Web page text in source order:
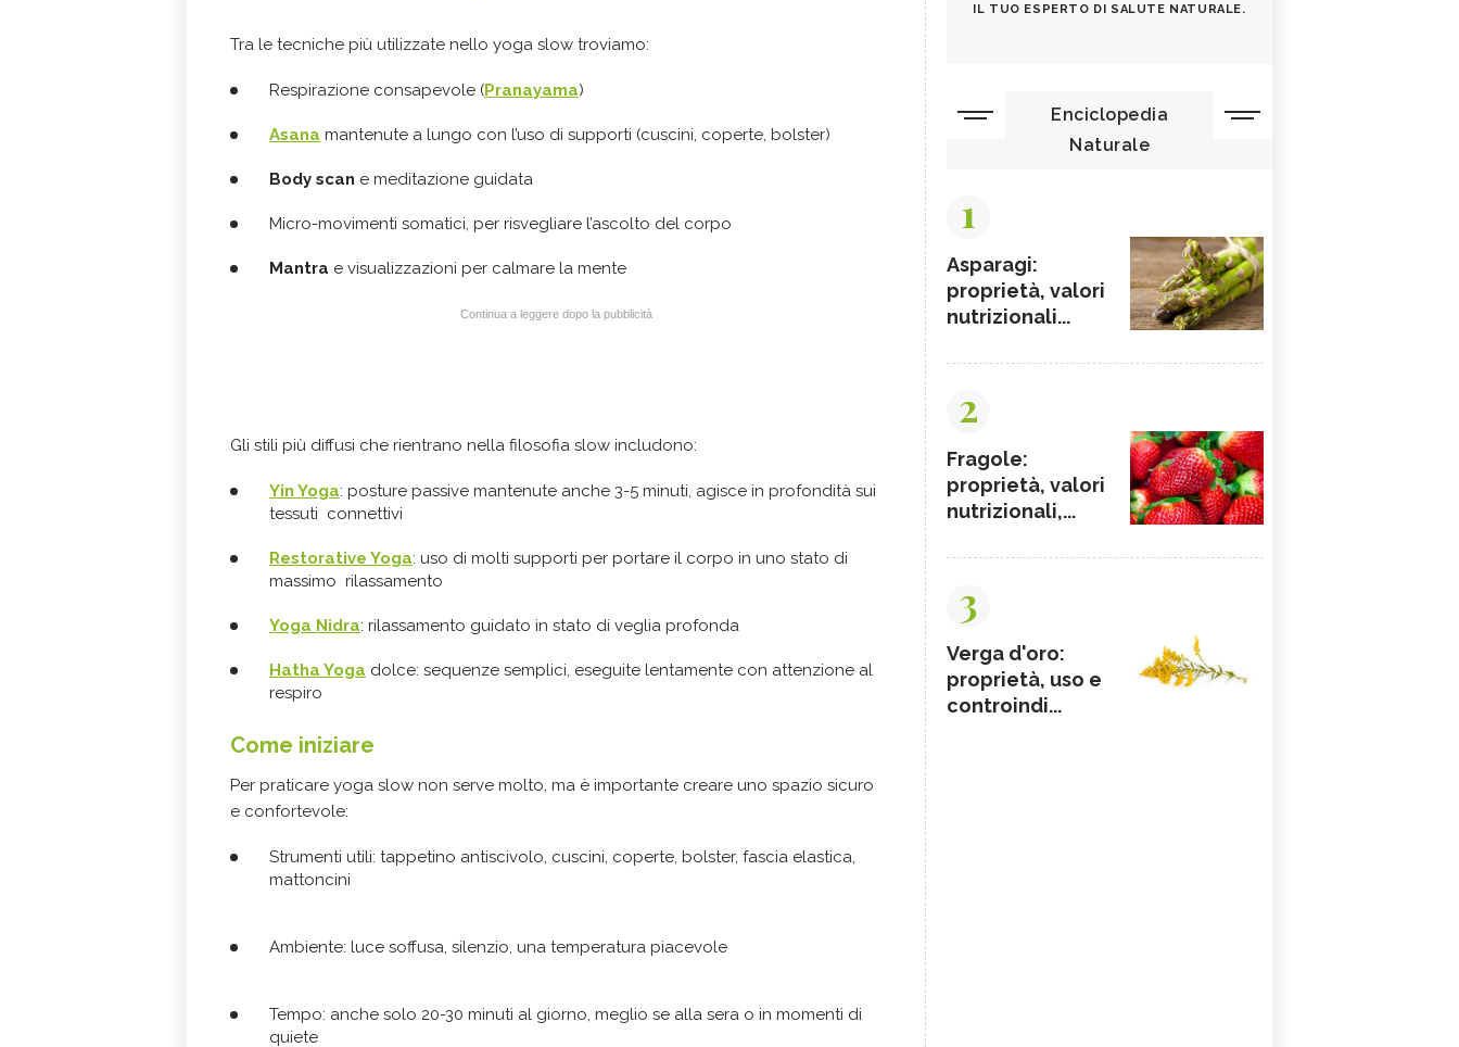
Tra le tecniche più utilizzate nello yoga slow troviamo:
Respirazione consapevole (Pranayama)
Asana mantenute a lungo con l’uso di supporti (cuscini, coperte, bolster)
Body scan e meditazione guidata
Micro-movimenti somatici, per risvegliare l’ascolto del corpo
Mantra e visualizzazioni per calmare la mente
Continua a leggere dopo la pubblicità
Gli stili più diffusi che rientrano nella filosofia slow includono:
Yin Yoga: posture passive mantenute anche 3-5 minuti, agisce in profondità sui
tessuti connettivi
Restorative Yoga: uso di molti supporti per portare il corpo in uno stato di
massimo rilassamento
Yoga Nidra: rilassamento guidato in stato di veglia profonda
Hatha Yoga dolce: sequenze semplici, eseguite lentamente con attenzione al
respiro
Come iniziare
Per praticare yoga slow non serve molto, ma è importante creare uno spazio sicuro
e confortevole:
Strumenti utili: tappetino antiscivolo, cuscini, coperte, bolster, fascia elastica,
mattoncini
Ambiente: luce soffusa, silenzio, una temperatura piacevole
Tempo: anche solo 20-30 minuti al giorno, meglio se alla sera o in momenti di
quiete
IL TUO ESPERTO DI SALUTE NATURALE.
Enciclopedia
Naturale
1
Asparagi:
proprietà, valori
nutrizionali...
2
Fragole:
proprietà, valori
nutrizionali,...
3
Verga d'oro:
proprietà, uso e
controindi...